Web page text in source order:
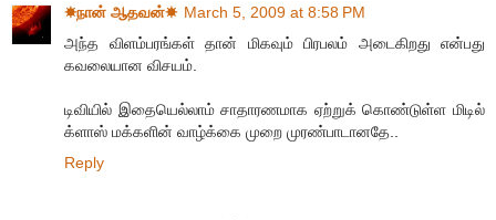
☀நான் ஆதவன்☀ March 5, 2009 at 8:58 PM
அந்த விளம்பரங்கள் தான் மிகவும் பிரபலம் அடைகிறது என்பது
கவலையான விசயம்.
டிவியில் இதையெல்லாம் சாதாரணமாக ஏற்றுக் கொண்டுள்ள மிடில்
க்ளாஸ் மக்களின் வாழ்க்கை முறை முரண்பாடானதே..
Reply